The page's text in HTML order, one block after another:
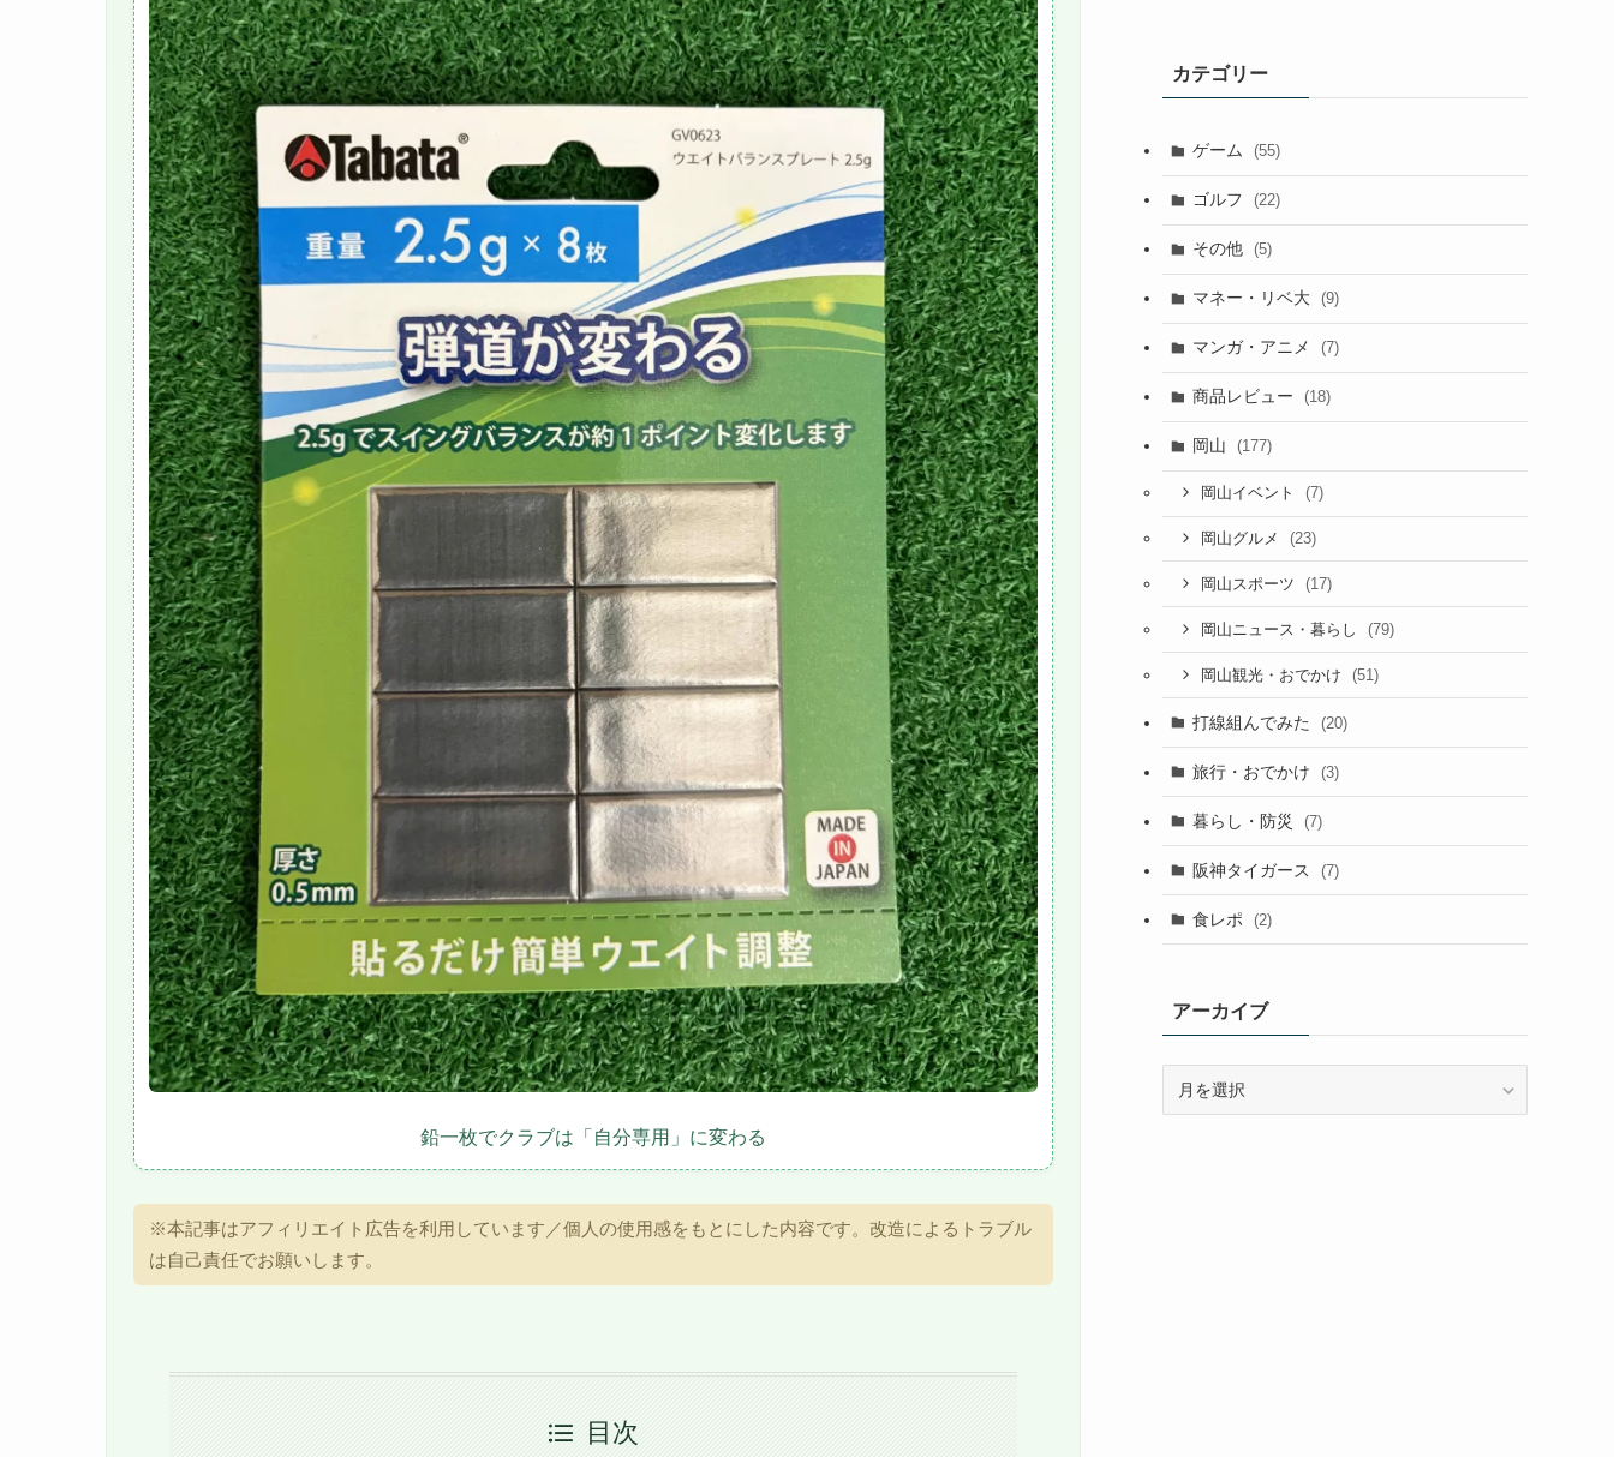
鉛一枚でクラブは「自分専用」に変わる
※本記事はアフィリエイト広告を利用しています／個人の使用感をもとにした内容です。改造によるトラブル
は自己責任でお願いします。
目次
カテゴリー
ゲーム (55)
ゴルフ (22)
その他 (5)
マネー・リベ大 (9)
マンガ・アニメ (7)
商品レビュー (18)
岡山 (177)
岡山イベント (7)
岡山グルメ (23)
岡山スポーツ (17)
岡山ニュース・暮らし (79)
岡山観光・おでかけ (51)
打線組んでみた (20)
旅行・おでかけ (3)
暮らし・防災 (7)
阪神タイガース (7)
食レポ (2)
アーカイブ